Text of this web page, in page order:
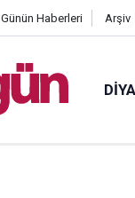
Günün Haberleri Arşiv